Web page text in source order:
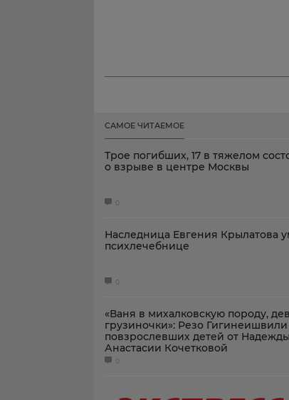
САМОЕ ЧИТАЕМОЕ
Трое погибших, 17 в тяжелом
о взрыве в центре Москвы
0
Наследница Евгения Крылатова
психлечебнице
0
«Ваня в михалковскую породу,
грузиночки»: Резо Гигинеишвили
повзрослевших детей от
Анастасии Кочетковой
0